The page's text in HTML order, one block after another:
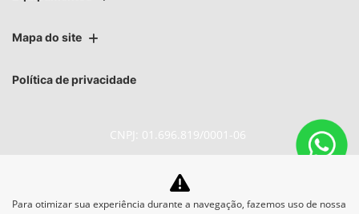
Mapa do site
Política de privacidade
CNPJ: 01.696.819/0001-06
No trânsito, enxergar o outro
Para otimizar sua experiência durante a navegação, fazemos uso de nossa